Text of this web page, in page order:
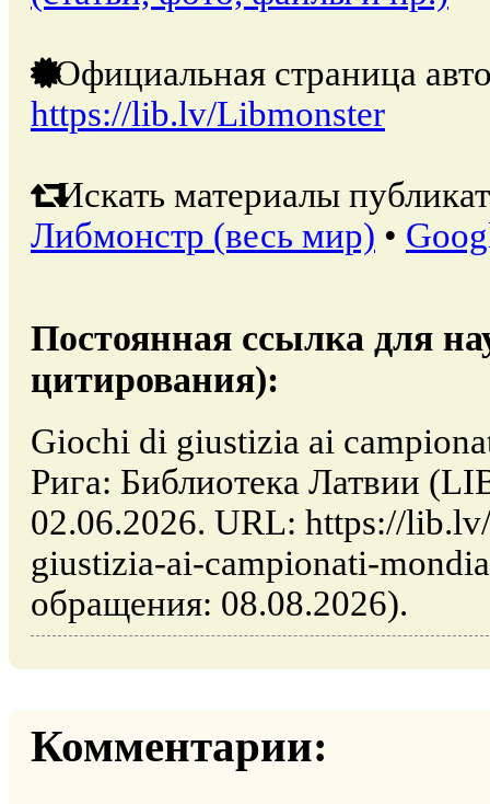
Официальная страница
https://lib.lv/Libmonster
Искать материалы
Либмонстр (весь мир) •
Постоянная ссылка для
цитирования):
Giochi di giustizia ai
Рига: Библиотека Латвии
02.06.2026. URL: https://
giustizia-ai-campionati-
обращения: 08.08.2026).
Комментарии: